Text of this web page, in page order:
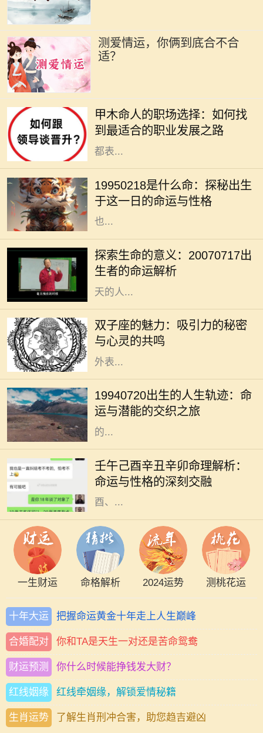
测爱情运，你俩到底合不合
适？
甲木命人的职场选择：如何找
到最适合的职业发展之路
一，象征着生机、成长和发展。甲木
命的人如同春天的树木，充满了生命
力和创造力。他们在人际关系中通常
都表...
19950218是什么命：探秘出生
于这一日的命运与性格
在中国传统文化中，八字命理被视为
解读一个人命运的重要工具。1995年
2月18日出生的人，正好是在农历正
月初十，这一天在五行八字中的影响
也...
探索生命的意义：20070717出
生者的命运解析
在我们的人生旅程中，每个生命的诞
生都注定有其独特的意义与使命。
20070717这个特殊的日期，隐含着
丰富的数字哲学，昭示着出生在这一
天的人...
双子座的魅力：吸引力的秘密
与心灵的共鸣
双子座是个富有魅力的星座，生于5
月21日至6月20日之间的双子们，凭
借其机智与灵活的个性，成为社交场
合的明星。他们的吸引力不单来源于
外表...
19940720出生的人生轨迹：命
运与潜能的交织之旅
在众多的出生日期中，1994年7月20
日这一日具有其独特的意义。对于这
一日出生的人来说，他们的命运似乎
注定要与众不同。每个人都希望自己
的...
壬午己酉辛丑辛卯命理解析：
命运与性格的深刻交融
在浩瀚的命理学中，五行八字被视为
解读一个人命运的重要工具。不同的
命格拥有各自独特的性格特征与运势
走向。今天，我们将针对壬午、己
酉、...
一生财运 命格解析 2024运势 测桃花运
十年大运 把握命运黄金十年走上人生巅峰
合婚配对 你和TA是天生一对还是苦命鸳鸯
财运预测 你什么时候能挣钱发大财？
红线姻缘 红线牵姻缘，解锁爱情秘籍
生肖运势 了解生肖刑冲合害，助您趋吉避凶
四季更迭，岁月如梭，人生轨迹中总